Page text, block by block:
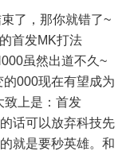
了，那你就错了~
首发MK打法
虽然出道不久~
000现在有望成为
致上是：首发
话可以放弃科技先
就是要秒英雄。和